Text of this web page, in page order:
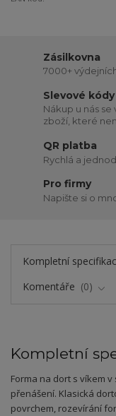
Zásilkovna
7000+
Slevové kódy
Nákup u nás se
zboží, které
QR platba
Rychlá a
Pro firmy
Napište si o
Kompletní
Komentáře
0
Kompletní
Forma na dort s víkem
přenášení. Klasická
povrchem, rozevírání